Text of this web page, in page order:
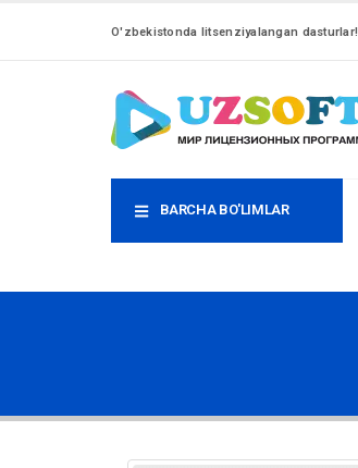
O'zbekistonda litsenziyalangan dasturlar!
BARCHA BO'LIMLAR